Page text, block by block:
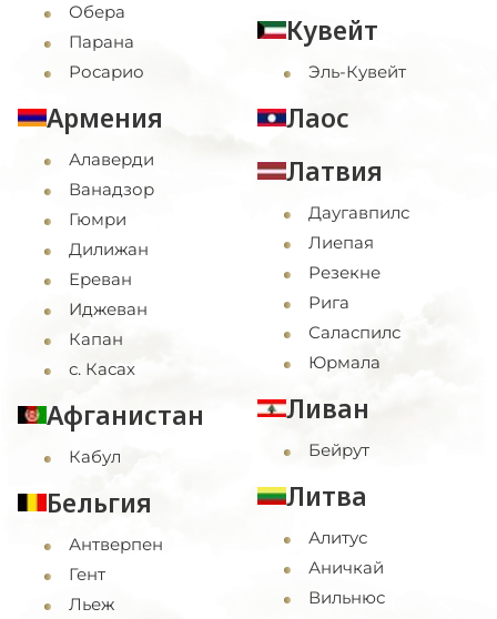
Обера
Парана
Росарио
Армения
Алаверди
Ванадзор
Гюмри
Дилижан
Ереван
Иджеван
Капан
с. Касах
Афганистан
Кабул
Бельгия
Антверпен
Гент
Льеж
Кувейт
Эль-Кувейт
Лаос
Латвия
Даугавпилс
Лиепая
Резекне
Рига
Саласпилс
Юрмала
Ливан
Бейрут
Литва
Алитус
Аничкай
Вильнюс